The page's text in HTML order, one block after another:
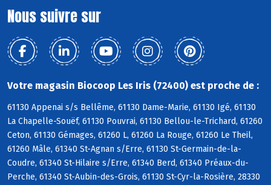
Nous suivre sur
Votre magasin Biocoop Les Iris (72400) est proche de :
61130 Appenai s/s Bellême, 61130 Dame-Marie, 61130 Igé, 61130
La Chapelle-Souëf, 61130 Pouvrai, 61130 Bellou-le-Trichard, 61260
Ceton, 61130 Gémages, 61260 L, 61260 La Rouge, 61260 Le Theil,
61260 Mâle, 61340 St-Agnan s/Erre, 61130 St-Germain-de-la-
Coudre, 61340 St-Hilaire s/Erre, 61340 Berd, 61340 Préaux-du-
Perche, 61340 St-Aubin-des-Grois, 61130 St-Cyr-la-Rosière, 28330